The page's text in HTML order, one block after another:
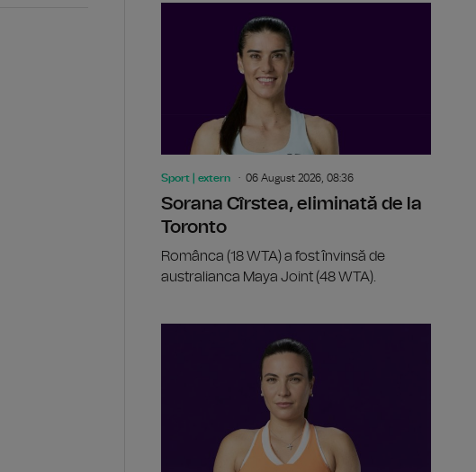
Sport | extern 06 August 2026, 08:36
Sorana Cîrstea, eliminată de la
Toronto
Românca (18 WTA) a fost învinsă de
australianca Maya Joint (48 WTA).